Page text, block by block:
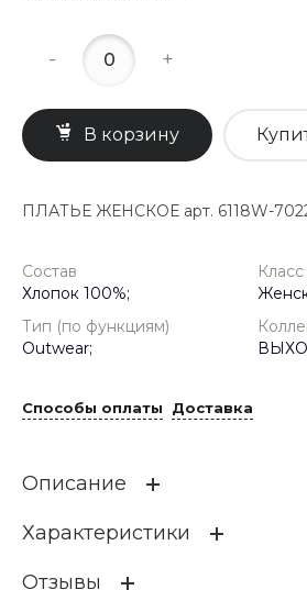
- +
В корзину
ПЛАТЬЕ ЖЕНСКОЕ арт. 6118W-
Состав
Хлопок 100%;
Класс
Тип (по функциям)
Outwear;
Способы оплаты Доставка
Описание
Летнее платье макси А-силуэта без
обеспечивает комфорт в самую
Характеристики
Отзывы